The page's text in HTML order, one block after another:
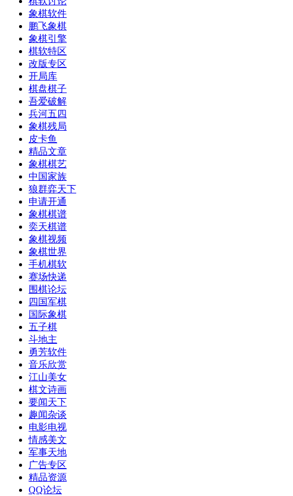
象棋软件
鹏飞象棋
象棋引擎
棋软特区
改版专区
开局库
棋盘棋子
吾爱破解
兵河五四
象棋残局
皮卡鱼
精品文章
象棋棋艺
中国家族
狼群弈天下
申请开通
象棋棋谱
奕天棋谱
象棋视频
象棋世界
手机棋软
赛场快递
围棋论坛
四国军棋
国际象棋
五子棋
斗地主
勇芳软件
音乐欣赏
江山美女
棋文诗画
要闻天下
趣闻杂谈
电影电视
情感美文
军事天地
广告专区
精品资源
QQ论坛